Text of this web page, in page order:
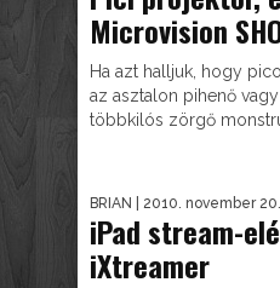
Microvision
Ha azt halljuk, hogy
az asztalon pihenő
többkilós zörgő
BRIAN | 2010. november
iPad stream-
iXtreamer